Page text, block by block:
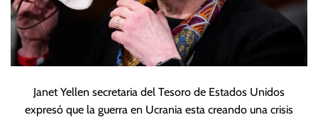
Janet Yellen secretaria del Tesoro de Estados Unidos
expresó que la guerra en Ucrania esta creando una crisis